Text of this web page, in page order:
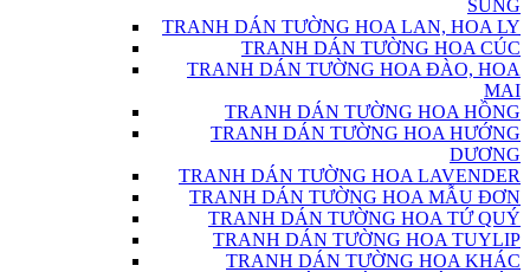
SÚNG
TRANH DÁN TƯỜNG HOA LAN, HOA LY
TRANH DÁN TƯỜNG HOA CÚC
TRANH DÁN TƯỜNG HOA ĐÀO, HOA
MAI
TRANH DÁN TƯỜNG HOA HỒNG
TRANH DÁN TƯỜNG HOA HƯỚNG
DƯƠNG
TRANH DÁN TƯỜNG HOA LAVENDER
TRANH DÁN TƯỜNG HOA MẪU ĐƠN
TRANH DÁN TƯỜNG HOA TỨ QUÝ
TRANH DÁN TƯỜNG HOA TUYLIP
TRANH DÁN TƯỜNG HOA KHÁC